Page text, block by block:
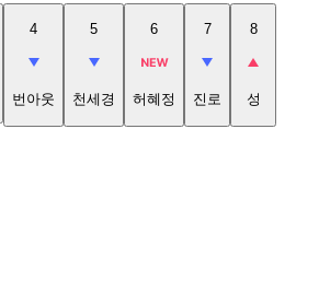
4
번아웃
5
천세경
6
허혜정
7
진로
8
성